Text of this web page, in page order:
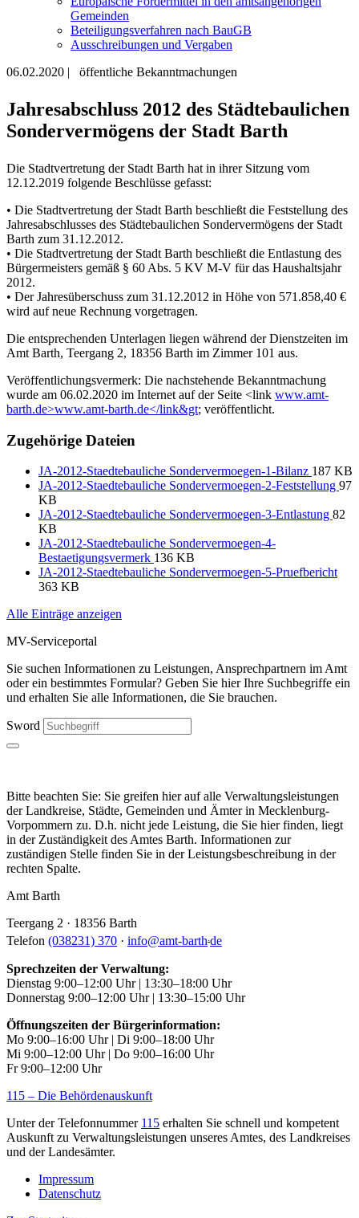
Gemeinden
Beteiligungsverfahren nach BauGB
Ausschreibungen und Vergaben
06.02.2020 | öffentliche Bekanntmachungen
Jahresabschluss 2012 des Städtebaulichen
Sondervermögens der Stadt Barth
Die Stadtvertretung der Stadt Barth hat in ihrer Sitzung vom
12.12.2019 folgende Beschlüsse gefasst:
• Die Stadtvertretung der Stadt Barth beschließt die Feststellung des
Jahresabschlusses des Städtebaulichen Sondervermögens der Stadt
Barth zum 31.12.2012.
• Die Stadtvertretung der Stadt Barth beschließt die Entlastung des
Bürgermeisters gemäß § 60 Abs. 5 KV M-V für das Haushaltsjahr
2012.
• Der Jahresüberschuss zum 31.12.2012 in Höhe von 571.858,40 €
wird auf neue Rechnung vorgetragen.
Die entsprechenden Unterlagen liegen während der Dienstzeiten im
Amt Barth, Teergang 2, 18356 Barth im Zimmer 101 aus.
Veröffentlichungsvermerk: Die nachstehende Bekanntmachung
wurde am 06.02.2020 im Internet auf der Seite <link www.amt-
barth.de>www.amt-barth.de</link&gt; veröffentlicht.
Zugehörige Dateien
JA-2012-Staedtebauliche Sondervermoegen-1-Bilanz 187 KB
JA-2012-Staedtebauliche Sondervermoegen-2-Feststellung 97
KB
JA-2012-Staedtebauliche Sondervermoegen-3-Entlastung 82
KB
JA-2012-Staedtebauliche Sondervermoegen-4-
Bestaetigungsvermerk 136 KB
JA-2012-Staedtebauliche Sondervermoegen-5-Pruefbericht
363 KB
Alle Einträge anzeigen
MV-Serviceportal
Sie suchen Informationen zu Leistungen, Ansprechpartnern im Amt
oder ein bestimmtes Formular? Geben Sie hier Ihre Suchbegriffe ein
und erhalten Sie alle Informationen, die Sie brauchen.
Sword
Bitte beachten Sie: Sie greifen hier auf alle Verwaltungsleistungen
der Landkreise, Städte, Gemeinden und Ämter in Mecklenburg-
Vorpommern zu. D.h. nicht jede Leistung, die Sie hier finden, liegt
in der Zuständigkeit des Amtes Barth. Informationen zur
zuständigen Stelle finden Sie in der Leistungsbeschreibung in der
rechten Spalte.
Amt Barth
Teergang 2 · 18356 Barth
Telefon (038231) 370 · info@amt-barthde
Sprechzeiten der Verwaltung:
Dienstag 9:00–12:00 Uhr | 13:30–18:00 Uhr
Donnerstag 9:00–12:00 Uhr | 13:30–15:00 Uhr
Öffnungszeiten der Bürgerinformation:
Mo 9:00–16:00 Uhr | Di 9:00–18:00 Uhr
Mi 9:00–12:00 Uhr | Do 9:00–16:00 Uhr
Fr 9:00–12:00 Uhr
115 – Die Behördenauskunft
Unter der Telefonnummer 115 erhalten Sie schnell und kompetent
Auskunft zu Verwaltungsleistungen unseres Amtes, des Landkreises
und der Landesämter.
Impressum
Datenschutz